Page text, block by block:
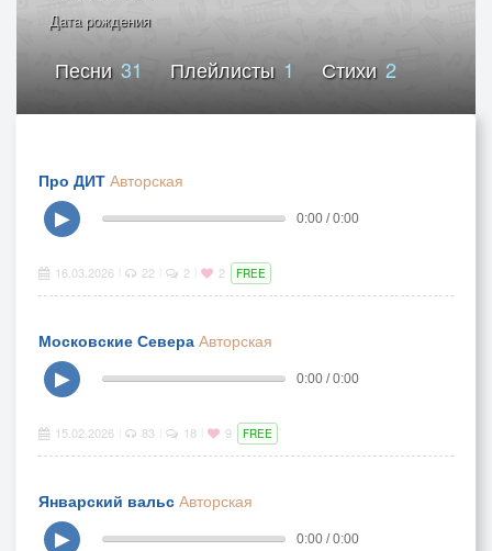
Дата рождения
Песни31 Плейлисты 1 Стихи 2
Про ДИТ Авторская
▶
0:00 / 0:00
16.03.2026 22 2 2 FREE
Московские Севера Авторская
▶
0:00 / 0:00
15.02.2026 83 18 9 FREE
Январский вальс Авторская
▶
0:00 / 0:00